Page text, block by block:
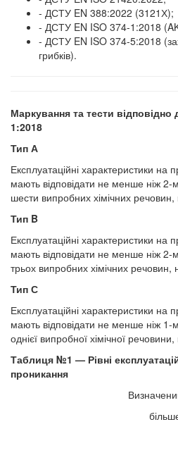
- ДСТУ EN 388:2022 (3121Х);
- ДСТУ EN ISO 374-1:2018
- ДСТУ EN ISO 374-5:2018
грибків).
Маркування та тести
1:2018
Тип А
Експлуатаційні характеристики
мають відповідати не менше ніж
шести випробних хімічних
Тип B
Експлуатаційні характеристики
мають відповідати не менше ніж
трьох випробних хімічних
Тип С
Експлуатаційні характеристики
мають відповідати не менше ніж
однієї випробної хімічної
Таблиця №1 — Рівні
проникання